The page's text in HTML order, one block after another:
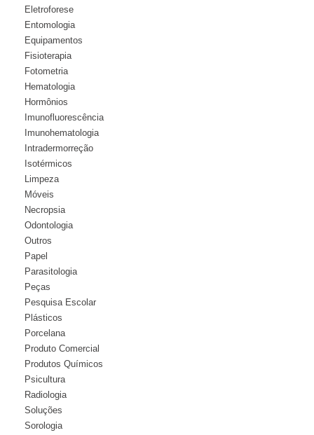
Eletroforese
Entomologia
Equipamentos
Fisioterapia
Fotometria
Hematologia
Hormônios
Imunofluorescência
Imunohematologia
Intradermorreção
Isotérmicos
Limpeza
Móveis
Necropsia
Odontologia
Outros
Papel
Parasitologia
Peças
Pesquisa Escolar
Plásticos
Porcelana
Produto Comercial
Produtos Químicos
Psicultura
Radiologia
Soluções
Sorologia